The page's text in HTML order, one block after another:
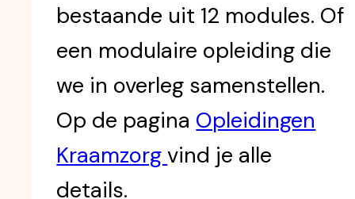
bestaande uit 12 modules. Of
een modulaire opleiding die
we in overleg samenstellen.
Op de pagina Opleidingen
Kraamzorgvind je alle
details.